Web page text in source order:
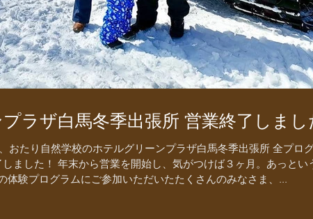
ラザ白馬冬季出張所 営業終了しまし
おたり自然学校のホテルグリーンプラザ白馬冬季出張所 全プログ
ました！ 年末から営業を開始し、気がつけば３ヶ月。あっとい
体験プログラムにご参加いただいたたくさんのみなさま、...